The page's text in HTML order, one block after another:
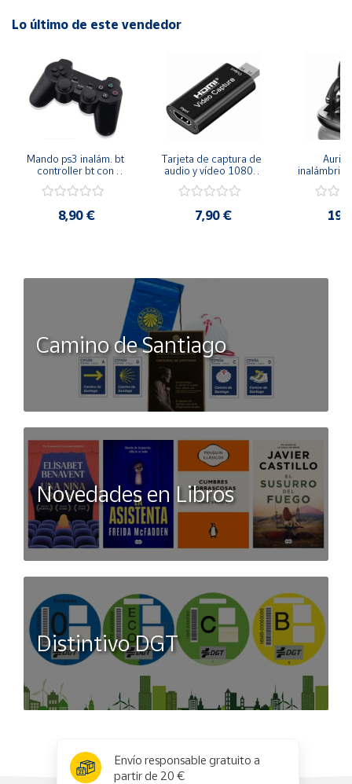
Lo último de este vendedor
Mando ps3 inalám. bt
controller bt con
vibración
8,90 €
Tarjeta de captura de
audio y vídeo 1080p
7,90 €
manos
Camino de Santiago
Novedades en Libros
Distintivo DGT
Envío responsable gratuito a
partir de 20 €